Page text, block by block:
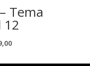
Tema
12
O